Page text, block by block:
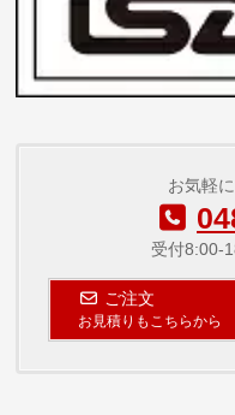
お気軽
受付8:00-
ご注文
お見積りもこちらから